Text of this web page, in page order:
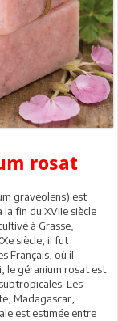
rosat
graveolens) est
fin du XVIIe siècle
à Grasse,
siècle, il fut
Français, où il
le géranium rosat est
Les
Madagascar,
est estimée entre